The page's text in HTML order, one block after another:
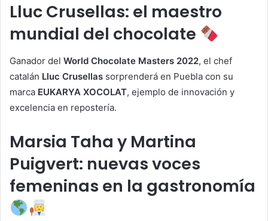
Lluc Crusellas: el maestro
mundial del chocolate
Ganador del World Chocolate Masters 2022, el chef
catalán Lluc Crusellas sorprenderá en Puebla con su
marca EUKARYA XOCOLAT, ejemplo de innovación y
excelencia en repostería.
Marsia Taha y Martina
Puigvert: nuevas voces
femeninas en la gastronomía